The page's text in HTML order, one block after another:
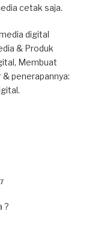
cetak saja.
digital
& Produk
Membuat
penerapannya:
?